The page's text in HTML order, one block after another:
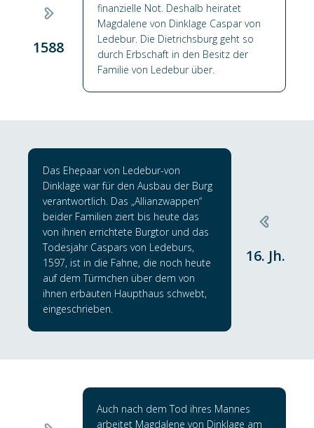
1588
finanzielle Not. Deshalb heiratet
Magdalene von Dinklage Caspar von
Ledebur. Die Dietrichsburg geht so
durch Erbschaft in den Besitz der
Familie von Ledebur über.
Das Ehepaar von Ledebur-von
Dinklage war für den Ausbau der Burg
verantwortlich. Das „Allianzwappen“
beider Familien ziert bis heute das
von ihnen errichtete Burgtor und das
Todesjahr Caspars von Ledeburs,
1597, ist in die Fahne, die noch heute
auf dem Türmchen über dem von
ihnen erbauten Haupthaus schwebt,
eingeschrieben.
16. Jh.
Auch nach dem Tod ihres Mannes
arbeitet Magdalene von Dinklage am